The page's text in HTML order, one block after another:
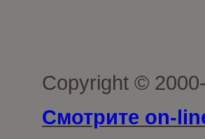
Copyright ©
Смотрите on-